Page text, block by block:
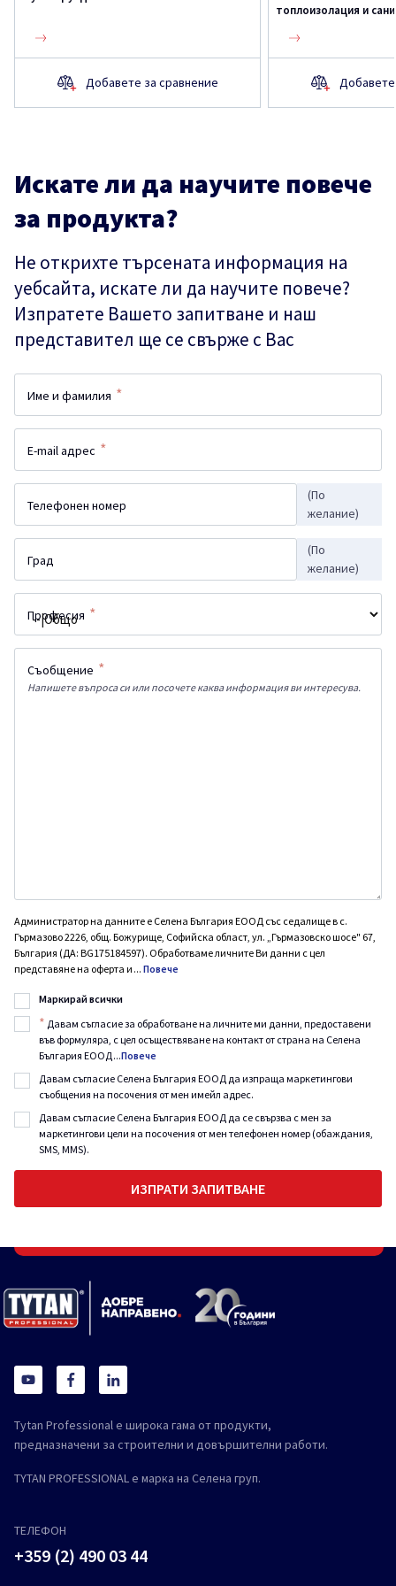
Добавете за сравнение
топлоизолация и
Добавете
Искате ли да научите повече
за продукта?
Не открихте търсената информация на
уебсайта, искате ли да научите повече?
Изпратете Вашето запитване и наш
представител ще се свърже с Вас
Име и фамилия *
E-mail адрес *
Телефонен номер
(По
желание)
Град
(По
желание)
Професия *
Съобщение *
Напишете въпроса си или посочете каква информация ви интересува.
Администратор на данните е Селена България ЕООД със седалище в с.
Гърмазово 2226, общ. Божурище, Софийска област, ул. „Гърмазовско шосе" 67,
България (ДА: BG175184597). Обработваме личните Ви данни с цел
представяне на оферта и ... Повече
Маркирай всички
* Давам съгласие за обработване на личните ми данни, предоставени
във формуляра, с цел осъществяване на контакт от страна на Селена
България ЕООД...Повече
Давам съгласие Селена България ЕООД да изпраща маркетингови
съобщения на посочения от мен имейл адрес.
Давам съгласие Селена България ЕООД да се свързва с мен за
маркетингови цели на посочения от мен телефонен номер (обаждания,
SMS, MMS).
Tytan Professional е широка гама от продукти,
предназначени за строителни и довършителни работи.
TYTAN PROFESSIONAL е марка на Селена груп.
ТЕЛЕФОН
+359 (2) 490 03 44